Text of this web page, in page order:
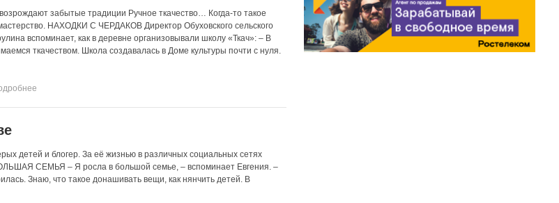
забытые традиции Ручное ткачество… Когда-то такое
НАХОДКИ С ЧЕРДАКОВ Директор Обуховского сельского
вспоминает, как в деревне организовывали школу «Ткач»: – В
ткачеством. Школа создавалась в Доме культуры почти с нуля.
детей и блогер. За её жизнью в различных социальных сетях
СЕМЬЯ – Я росла в большой семье, – вспоминает Евгения. –
Знаю, что такое донашивать вещи, как нянчить детей. В